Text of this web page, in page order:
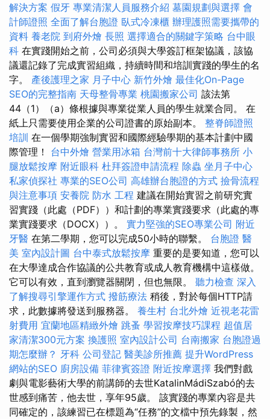
解決方案 假牙 專業清潔人員服務介紹 墓園規劃與選擇 會
計師證照 全面了解台胞證 臥式冷凍櫃 辦理護照需要攜帶的
資料 養老院 到府外燴 長照 選擇適合的關鍵字策略 台中眼
科 在實踐開始之前，公司必須與大學簽訂框架協議，該協
議還記錄了完成實習組織，持續時間和培訓實踐的學生的名
字。 產後護理之家 月子中心 新竹外燴 最佳化On-Page
SEO的完整指南 天母整骨專業 桃園搬家公司 該法第
44（1）（a）條根據與專業從業人員的學生就業合同。 在
紙上只需要使用企業的公司證書的原始副本。 整脊師證照
培訓 在一個學期強制實習和國際經驗學期的基本計劃中國
際管理！ 台中外燴 營業用冰箱 台灣前十大律師事務所 小
腿放鬆按摩 附近眼科 杜拜簽證申請流程 除蟲 坐月子中心
私家偵探社 專業的SEO公司 高雄辦台胞證的方式 撿骨流程
與注意事項 安養院 防水 工程 建議在開始實習之前研究實
習實踐（此處（PDF））和計劃的專業實踐要求（此處的專
業實踐要求（DOCX））。 實力堅強的SEO專業公司 附近
牙醫 在第二學期，您可以完成50小時的聯繫。 台胞證 醫
美 室內設計圖 台中泰式放鬆按摩 重要的是要知道，您可以
在大學達成合作協議的公共教育或成人教育機構中這樣做。
它可以有效，直到瀏覽器關閉，但也無限。 聽力檢查 深入
了解搜尋引擎運作方式 撥筋療法 稍後，對於每個HTTP請
求，此數據將發送到服務器。 養生村 台北外燴 近視老花雷
射費用 宜蘭地區精緻外燴 跳蚤 學習按摩技巧課程 超值居
家清潔300元方案 換護照 室內設計公司 台南搬家 台胞證過
期怎麼辦？ 牙科 公司登記 醫美診所推薦 提升WordPress
網站的SEO 廚房設備 菲律賓簽證 附近按摩選擇 我們對戲
劇與電影藝術大學的前講師的去世KatalinMádiSzabó的去
世感到痛苦，他去世，享年95歲。 該實踐的專業內容是共
同確定的，該練習已在標題為“任務”的文檔中預先錄製，然